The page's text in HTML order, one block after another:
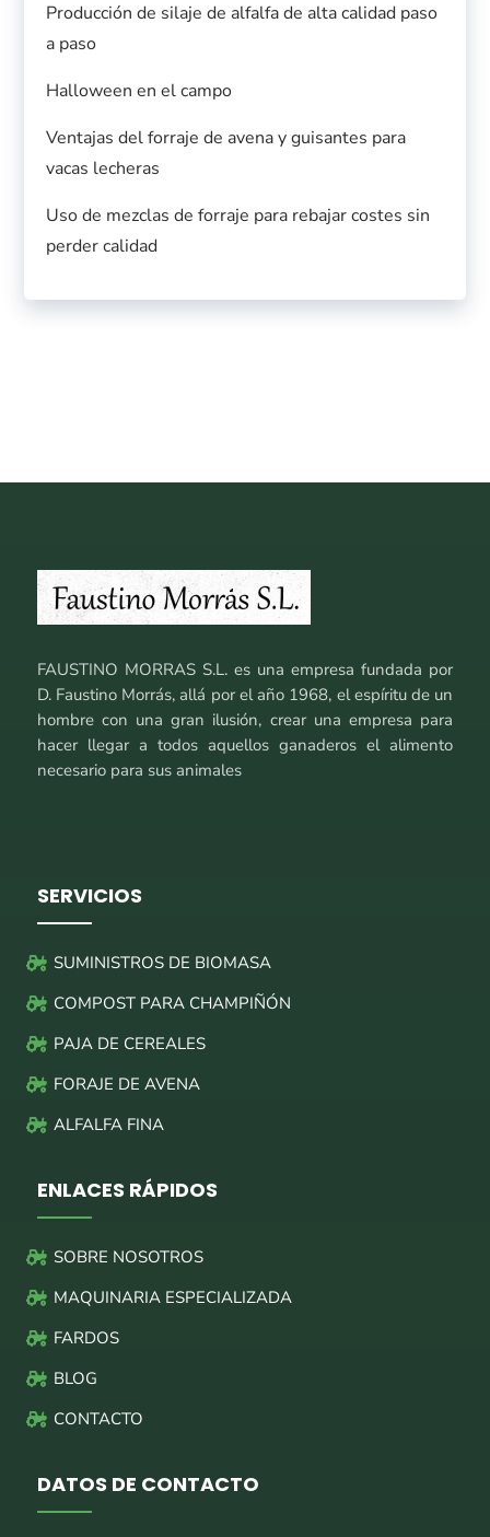
Producción de silaje de alfalfa de alta calidad paso
a paso
Halloween en el campo
Ventajas del forraje de avena y guisantes para
vacas lecheras
Uso de mezclas de forraje para rebajar costes sin
perder calidad
FAUSTINO MORRAS S.L. es una empresa fundada por
D. Faustino Morrás, allá por el año 1968, el espíritu de un
hombre con una gran ilusión, crear una empresa para
hacer llegar a todos aquellos ganaderos el alimento
necesario para sus animales
SERVICIOS
SUMINISTROS DE BIOMASA
COMPOST PARA CHAMPIÑÓN
PAJA DE CEREALES
FORAJE DE AVENA
ALFALFA FINA
ENLACES RÁPIDOS
SOBRE NOSOTROS
MAQUINARIA ESPECIALIZADA
FARDOS
BLOG
CONTACTO
DATOS DE CONTACTO